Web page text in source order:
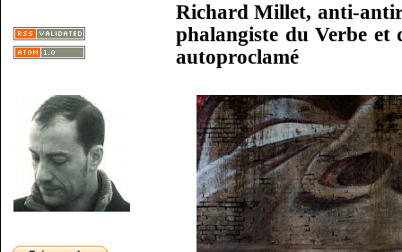
Richard Millet, anti-
phalangiste du Verbe
autoproclamé